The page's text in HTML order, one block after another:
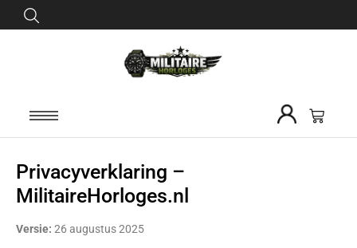
Privacyverklaring –
MilitaireHorloges.nl
Versie: 26 augustus 2025